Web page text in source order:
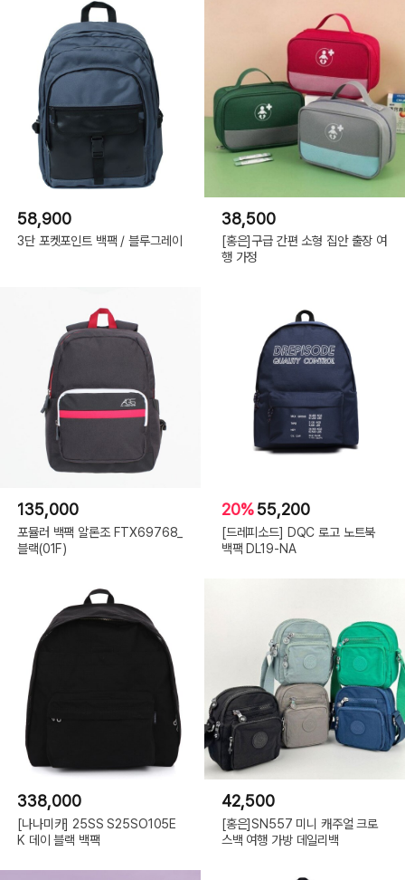
58,900
3단 포켓포인트 백팩 / 블루그레이
38,500
[홍은]구급 간편 소형 집안 출장 여
행 가정
135,000
포뮬러 백팩 알론조 FTX69768_
블랙(01F)
20%55,200
[드레피소드] DQC 로고 노트북
백팩 DL19-NA
338,000
[나나미카] 25SS S25SO105E
K 데이 블랙 백팩
42,500
[홍은]SN557 미니 캐주얼 크로
스백 여행 가방 데일리백